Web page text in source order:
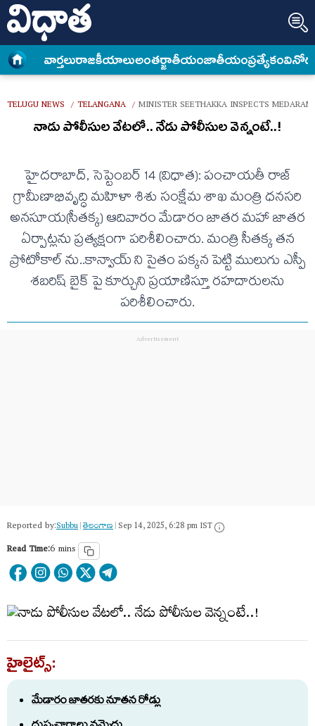
వార్త‌లురాజకీయాలుఅంత‌ర్జాతీయంజాతీయంప్రత్యేకం
TELUGU NEWS / TELANGANA / MINISTER SEETHAKKA INSPECTS
నాడు పోలీసుల వేటలో.. నేడు పోలీసుల వెన్నంటే..!
హైదరాబాద్, సెప్టెంబర్ 14 (విధాత): పంచాయతీ రాజ్
గ్రామీణాభివృద్ధి మహిళా శిశు సంక్షేమ శాఖ మంత్రి ధనసరి
అనసూయ(సీతక్క) ఆదివారం మేడారం జాతర మహా జాతర
ఏర్పాట్లను ప్రత్యక్షంగా పరిశీలించారు. మంత్రి సీతక్క తన
ప్రోటోకాల్ ను..కాన్వాయ్ ని సైతం పక్కన పెట్టి ములుగు ఎస్పీ
శబరిష్ బైక్ పై కూర్చుని ప్రయాణిస్తూ రహదారులను
పరిశీలించారు.
Reported by:Subbu|తెలంగాణ‌|Sep 14, 2025, 6:28 pm IST
Read Time:6 mins
హైలైట్స్:
మేడారం జాతరకు నూతన రోడ్లు